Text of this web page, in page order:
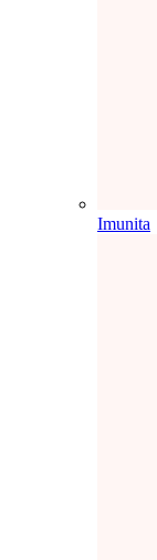
Imunita